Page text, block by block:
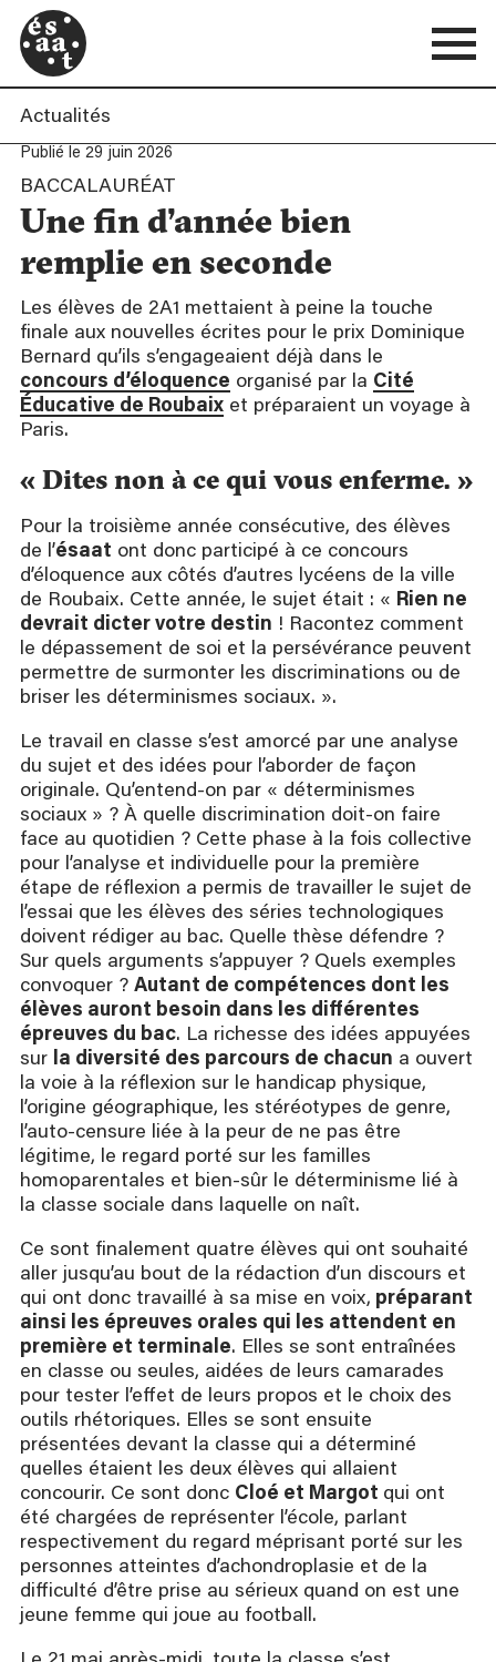
Actualités
Publié le 29 juin 2026
BACCALAURÉAT
Une fin d’année bien
remplie en seconde
Les élèves de 2A1 mettaient à peine la touche
finale aux nouvelles écrites pour le prix Dominique
Bernard qu’ils s’engageaient déjà dans le
concours d’éloquence organisé par la Cité
Éducative de Roubaix et préparaient un voyage à
Paris.
« Dites non à ce qui vous enferme. »
Pour la troisième année consécutive, des élèves
de l’ésaat ont donc participé à ce concours
d’éloquence aux côtés d’autres lycéens de la ville
de Roubaix. Cette année, le sujet était : « Rien ne
devrait dicter votre destin ! Racontez comment
le dépassement de soi et la persévérance peuvent
permettre de surmonter les discriminations ou de
briser les déterminismes sociaux. ».
Le travail en classe s’est amorcé par une analyse
du sujet et des idées pour l’aborder de façon
originale. Qu’entend-on par « déterminismes
sociaux » ? À quelle discrimination doit-on faire
face au quotidien ? Cette phase à la fois collective
pour l’analyse et individuelle pour la première
étape de réflexion a permis de travailler le sujet de
l’essai que les élèves des séries technologiques
doivent rédiger au bac. Quelle thèse défendre ?
Sur quels arguments s’appuyer ? Quels exemples
convoquer ? Autant de compétences dont les
élèves auront besoin dans les différentes
épreuves du bac. La richesse des idées appuyées
sur
la diversité des parcours de chacun a ouvert
la voie à la réflexion sur le handicap physique,
l’origine géographique, les stéréotypes de genre,
l’auto-censure liée à la peur de ne pas être
légitime, le regard porté sur les familles
homoparentales et bien-sûr le déterminisme lié à
la classe sociale dans laquelle on naît.
Ce sont finalement quatre élèves qui ont souhaité
aller jusqu’au bout de la rédaction d’un discours et
qui ont donc travaillé à sa mise en voix, préparant
ainsi les épreuves orales qui les attendent en
première et terminale. Elles se sont entraînées
en classe ou seules, aidées de leurs camarades
pour tester l’effet de leurs propos et le choix des
outils rhétoriques. Elles se sont ensuite
présentées devant la classe qui a déterminé
quelles étaient les deux élèves qui allaient
concourir. Ce sont donc Cloé et Margot qui ont
été chargées de représenter l’école, parlant
respectivement du regard méprisant porté sur les
personnes atteintes d’achondroplasie et de la
difficulté d’être prise au sérieux quand on est une
jeune femme qui joue au football.